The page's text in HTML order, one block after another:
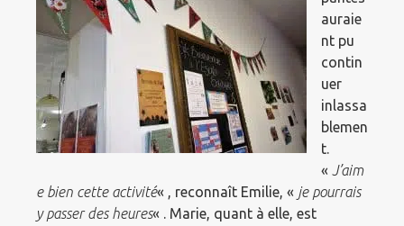
auraie
nt pu
contin
uer
inlassa
blemen
t.
« J’aim
e bien cette activité« , reconnaît Emilie, « je pourrais
y passer des heures« . Marie, quant à elle, est